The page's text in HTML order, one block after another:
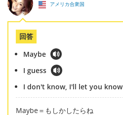
アメリカ合衆国
回答
Maybe
I guess
I don't know, I'll let you know
Maybe＝もしかしたらね